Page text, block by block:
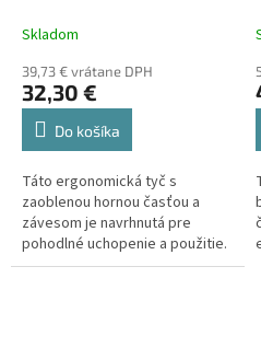
Skladom
39,73 € vrátane DPH
32,30 €
Do košíka
Táto ergonomická tyč s
zaoblenou hornou časťou a
závesom je navrhnutá pre
pohodlné uchopenie a použitie.
Vyrobená z hliníka a plastu, je